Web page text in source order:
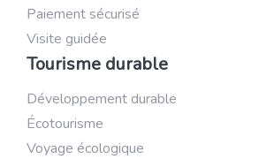
Paiement sécurisé
Visite guidée
Tourisme durable
Développement durable
Écotourisme
Voyage écologique